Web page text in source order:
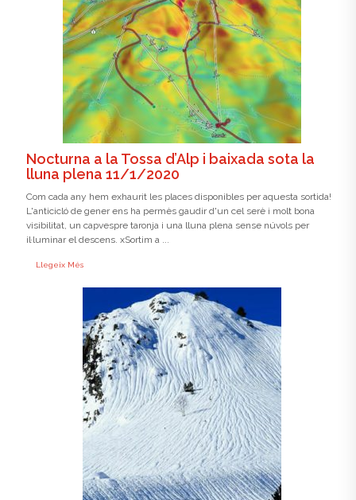
Nocturna a la Tossa d’Alp i baixada sota la
lluna plena 11/1/2020
Com cada any hem exhaurit les places disponibles per aquesta sortida!
L'anticicló de gener ens ha permès gaudir d'un cel serè i molt bona
visibilitat, un capvespre taronja i una lluna plena sense núvols per
il·luminar el descens. xSortim a ...
Llegeix Més